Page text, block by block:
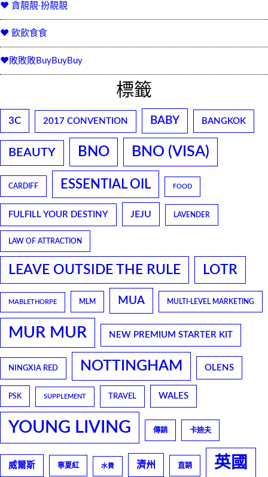
♥ 貪靚靚‧扮靚靚
♥ 飲飲食食
♥敗敗敗BuyBuyBuy
標籤
3C 2017 CONVENTION BABY BANGKOK
BEAUTY BNO BNO (VISA)
CARDIFF ESSENTIAL OIL FOOD
FULFILL YOUR DESTINY JEJU LAVENDER
LAW OF ATTRACTION
LEAVE OUTSIDE THE RULE LOTR
MABLETHORPE MLM MUA MULTI-LEVEL MARKETING
MUR MUR NEW PREMIUM STARTER KIT
NINGXIA RED NOTTINGHAM OLENS
PSK SUPPLEMENT TRAVEL WALES
YOUNG LIVING 傳銷 卡迪夫
威爾斯 寧夏紅 水費 濟州 直銷 英國